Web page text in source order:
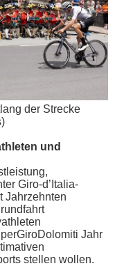
der Strecke
und
Giro-d’Italia-
Jahrzehnten
Jahr
stellen wollen.